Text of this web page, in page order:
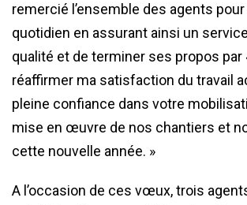
remercié l’ensemble des agents
quotidien en assurant ainsi un
qualité et de terminer ses propos par
réaffirmer ma satisfaction du travail
pleine confiance dans votre
mise en œuvre de nos chantiers et
cette nouvelle année. »
A l’occasion de ces vœux, trois